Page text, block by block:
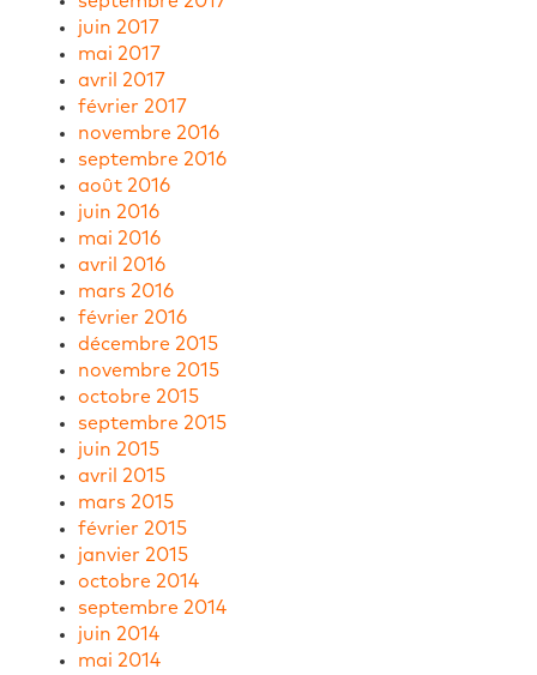
juin 2017
mai 2017
avril 2017
février 2017
novembre 2016
septembre 2016
août 2016
juin 2016
mai 2016
avril 2016
mars 2016
février 2016
décembre 2015
novembre 2015
octobre 2015
septembre 2015
juin 2015
avril 2015
mars 2015
février 2015
janvier 2015
octobre 2014
septembre 2014
juin 2014
mai 2014